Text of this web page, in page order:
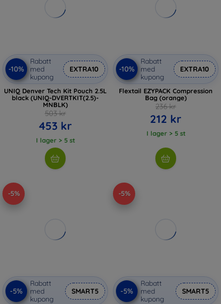
-10%
Rabatt
med
kupong
EXTRA10
UNIQ Denver Tech Kit Pouch 2.5L
black (UNIQ-DVERTKIT(2.5)-
MNBLK)
503 kr
453 kr
I lager > 5 st
-10%
Rabatt
med
kupong
EXTRA10
Flextail EZYPACK Compression
Bag (orange)
236 kr
212 kr
I lager > 5 st
-5%
-5%
Rabatt
med
kupong
SMART5
-5%
-5%
Rabatt
med
kupong
SMART5